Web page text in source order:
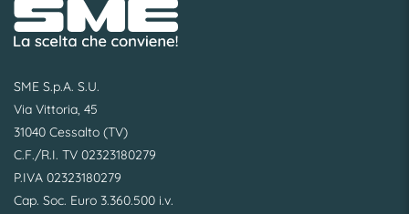
SME S.p.A. S.U.
Via Vittoria, 45
31040 Cessalto (TV)
C.F./R.I. TV 02323180279
P.IVA 02323180279
Cap. Soc. Euro 3.360.500 i.v.